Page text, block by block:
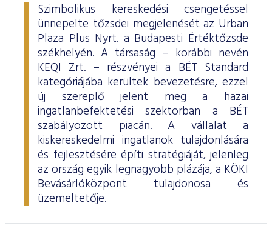
Szimbolikus kereskedési csengetéssel
ünnepelte tőzsdei megjelenését az Urban
Plaza Plus Nyrt. a Budapesti Értéktőzsde
székhelyén. A társaság – korábbi nevén
KEQI Zrt. – részvényei a BÉT Standard
kategóriájába kerültek bevezetésre, ezzel
új szereplő jelent meg a hazai
ingatlanbefektetési szektorban a BÉT
szabályozott piacán. A vállalat a
kiskereskedelmi ingatlanok tulajdonlására
és fejlesztésére építi stratégiáját, jelenleg
az ország egyik legnagyobb plázája, a KÖKI
Bevásárlóközpont tulajdonosa és
üzemeltetője.